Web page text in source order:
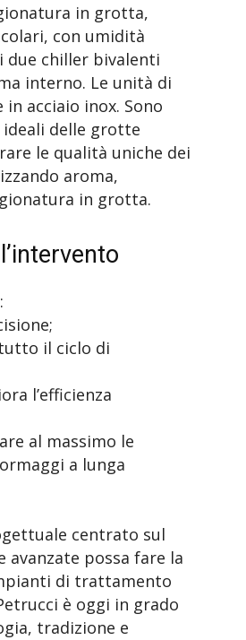
in grotta,
con umidità
due chiller bivalenti
interno. Le unità di
acciaio inox. Sono
delle grotte
le qualità uniche dei
aroma,
in grotta.
il ciclo di
l’efficienza
al massimo le
a lunga
centrato sul
possa fare la
di trattamento
è oggi in grado
tradizione e